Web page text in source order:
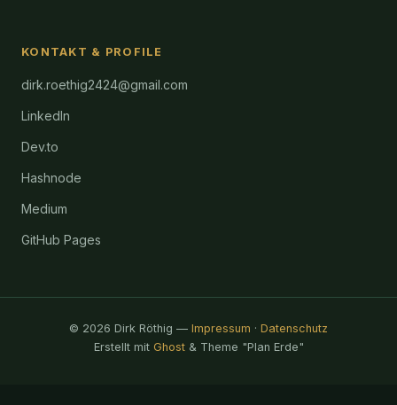
KONTAKT & PROFILE
dirk.roethig2424@gmail.com
LinkedIn
Dev.to
Hashnode
Medium
GitHub Pages
© 2026 Dirk Röthig — Impressum · Datenschutz
Erstellt mit Ghost& Theme "Plan Erde"